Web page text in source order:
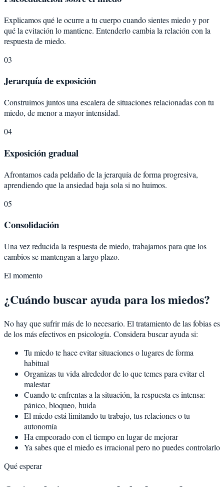
Explicamos qué le ocurre a tu cuerpo cuando sientes miedo y por
qué la evitación lo mantiene. Entenderlo cambia la relación con la
respuesta de miedo.
03
Jerarquía de exposición
Construimos juntos una escalera de situaciones relacionadas con tu
miedo, de menor a mayor intensidad.
04
Exposición gradual
Afrontamos cada peldaño de la jerarquía de forma progresiva,
aprendiendo que la ansiedad baja sola si no huimos.
05
Consolidación
Una vez reducida la respuesta de miedo, trabajamos para que los
cambios se mantengan a largo plazo.
El momento
¿Cuándo buscar ayuda para los miedos?
No hay que sufrir más de lo necesario. El tratamiento de las fobias es
de los más efectivos en psicología. Considera buscar ayuda si:
Tu miedo te hace evitar situaciones o lugares de forma
habitual
Organizas tu vida alrededor de lo que temes para evitar el
malestar
Cuando te enfrentas a la situación, la respuesta es intensa:
pánico, bloqueo, huida
El miedo está limitando tu trabajo, tus relaciones o tu
autonomía
Ha empeorado con el tiempo en lugar de mejorar
Ya sabes que el miedo es irracional pero no puedes controlarlo
Qué esperar